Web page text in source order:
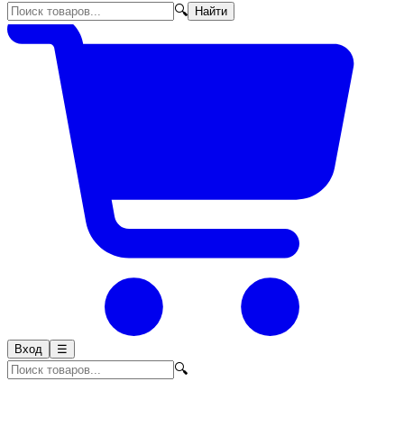
🔍
Найти
Вход ☰
🔍